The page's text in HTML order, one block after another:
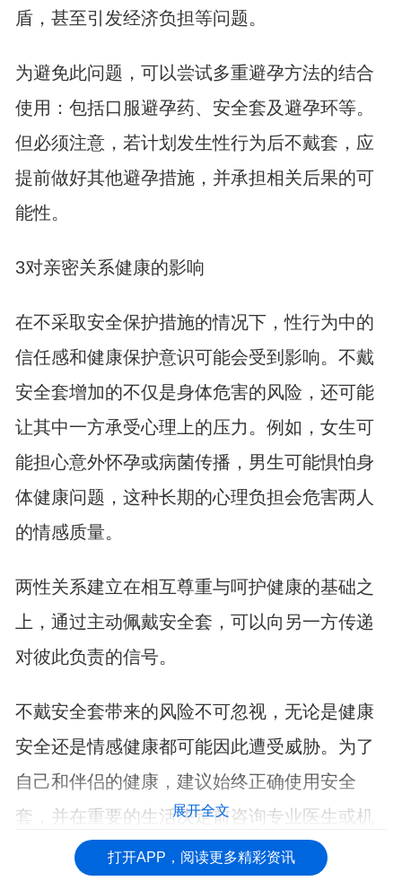
盾，甚至引发经济负担等问题。
为避免此问题，可以尝试多重避孕方法的结合
使用：包括口服避孕药、安全套及避孕环等。
但必须注意，若计划发生性行为后不戴套，应
提前做好其他避孕措施，并承担相关后果的可
能性。
3对亲密关系健康的影响
在不采取安全保护措施的情况下，性行为中的
信任感和健康保护意识可能会受到影响。不戴
安全套增加的不仅是身体危害的风险，还可能
让其中一方承受心理上的压力。例如，女生可
能担心意外怀孕或病菌传播，男生可能惧怕身
体健康问题，这种长期的心理负担会危害两人
的情感质量。
两性关系建立在相互尊重与呵护健康的基础之
上，通过主动佩戴安全套，可以向另一方传递
对彼此负责的信号。
不戴安全套带来的风险不可忽视，无论是健康
安全还是情感健康都可能因此遭受威胁。为了
自己和伴侣的健康，建议始终正确使用安全
套，并在重要的生活决定前咨询专业医生或机
构获取更多的帮助。
展开全文
打开APP，阅读更多精彩资讯